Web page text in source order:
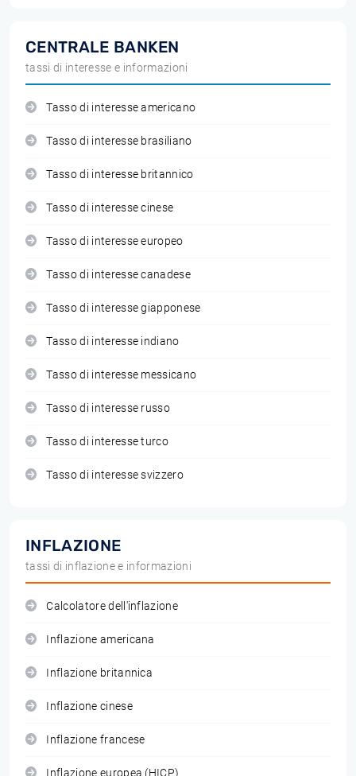
CENTRALE BANKEN
tassi di interesse e informazioni
Tasso di interesse americano
Tasso di interesse brasiliano
Tasso di interesse britannico
Tasso di interesse cinese
Tasso di interesse europeo
Tasso di interesse canadese
Tasso di interesse giapponese
Tasso di interesse indiano
Tasso di interesse messicano
Tasso di interesse russo
Tasso di interesse turco
Tasso di interesse svizzero
INFLAZIONE
tassi di inflazione e informazioni
Calcolatore dell'inflazione
Inflazione americana
Inflazione britannica
Inflazione cinese
Inflazione francese
Inflazione europea (HICP)